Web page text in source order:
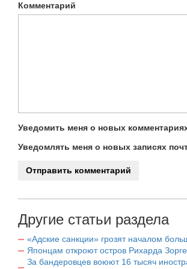
Комментарий
Уведомить меня о новых
Уведомлять меня о новых записях
Другие статьи раздела
«Адские санкции» грозят началом
Японцам откроют остров Рихарда Зорге
За бандеровцев воюют 16 тысяч